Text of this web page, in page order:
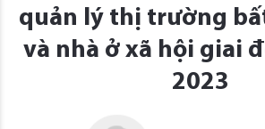
quản lý thị trường
và nhà ở xã hội giai
2023